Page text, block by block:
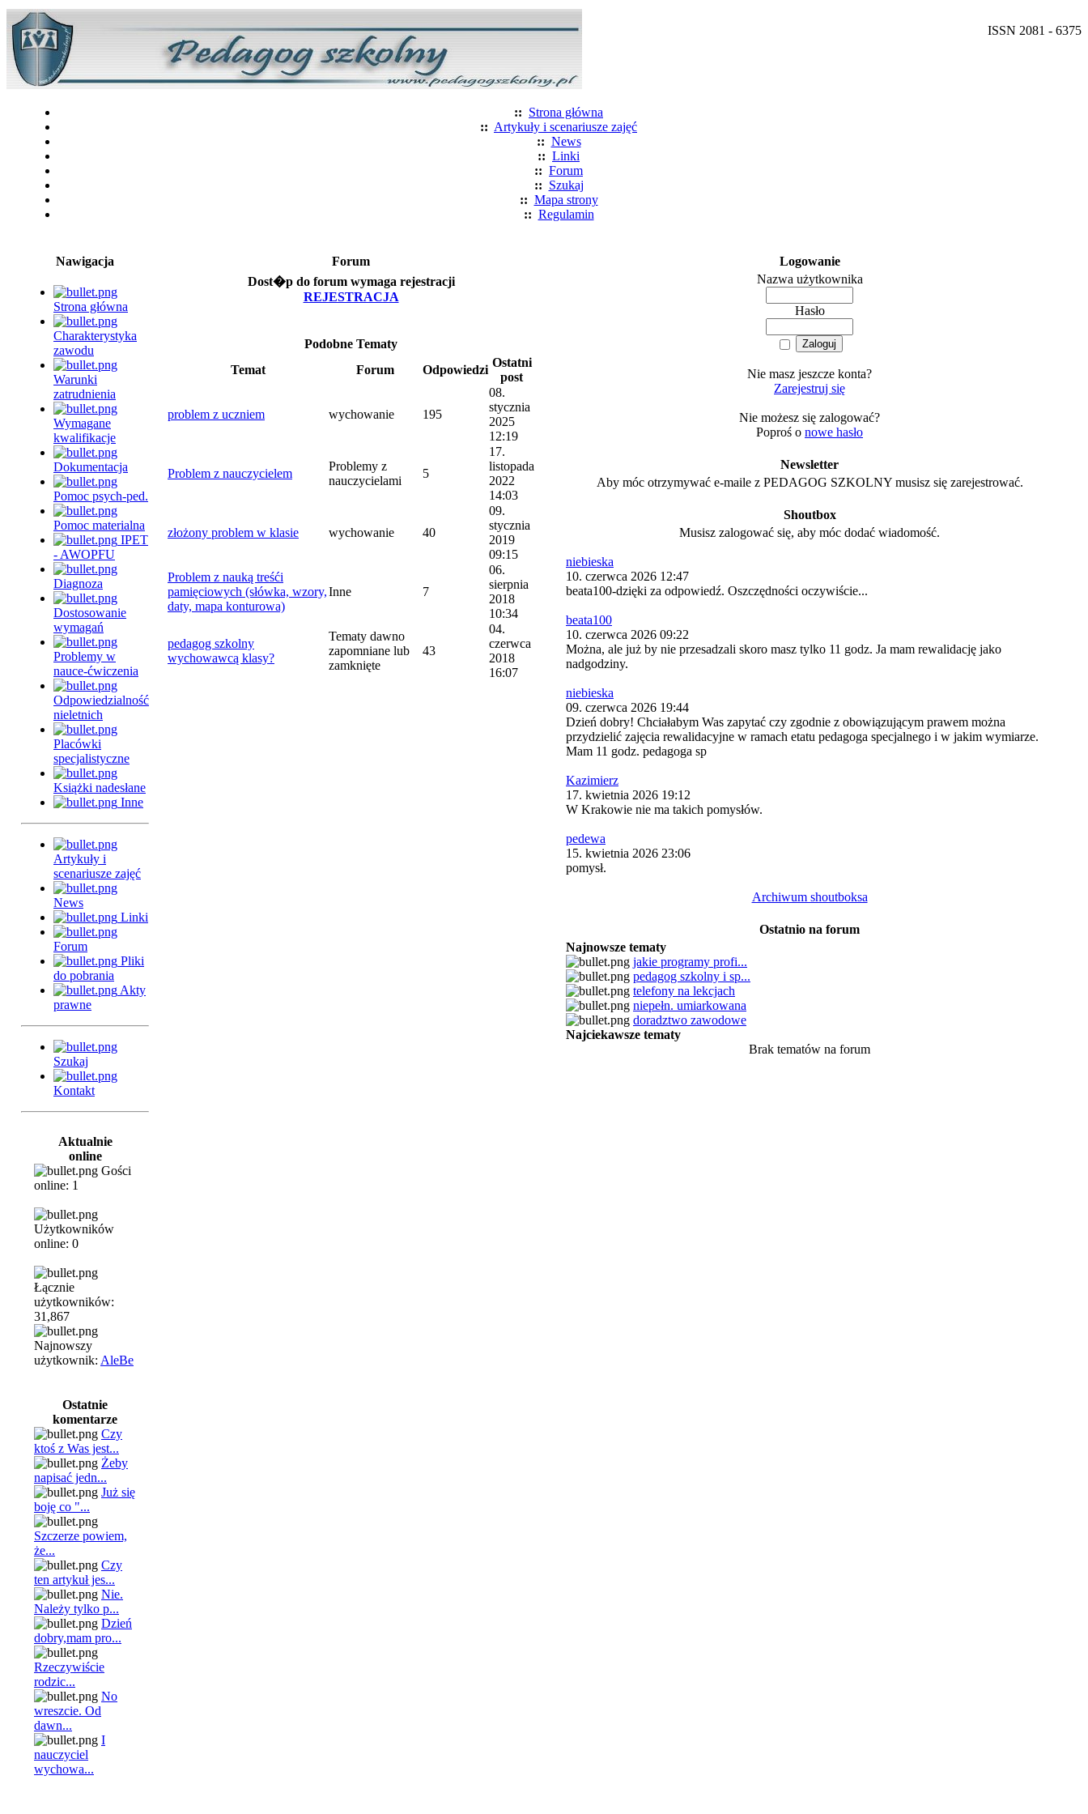
ISSN 2081 - 6375
:: Strona główna
:: Artykuły i scenariusze zajęć
:: News
:: Linki
:: Forum
:: Szukaj
:: Mapa strony
:: Regulamin
Nawigacja
Strona główna
Charakterystyka
zawodu
Warunki
zatrudnienia
Wymagane
kwalifikacje
Dokumentacja
Pomoc psych-ped.
Pomoc materialna
IPET
- AWOPFU
Diagnoza
Dostosowanie
wymagań
Problemy w
nauce-ćwiczenia
Odpowiedzialność
nieletnich
Placówki
specjalistyczne
Książki nadesłane
Inne
Artykuły i
scenariusze zajęć
News
Linki
Forum
Pliki
do pobrania
Akty
prawne
Szukaj
Kontakt
Aktualnie
online
Gości
online: 1
Użytkowników
online: 0
Łącznie
użytkowników:
31,867
Najnowszy
użytkownik: AleBe
Ostatnie
komentarze
Czy
ktoś z Was jest...
Żeby
napisać jedn...
Już się
boję co "...
Szczerze powiem,
że...
Czy
ten artykuł jes...
Nie.
Należy tylko p...
Dzień
dobry,mam pro...
Rzeczywiście
rodzic...
No
wreszcie. Od
dawn...
I
nauczyciel
wychowa...
Forum
Dost�p do forum wymaga rejestracji
REJESTRACJA
Podobne Tematy
Temat
Forum Odpowiedzi
Ostatni
post
problem z uczniem wychowanie 195
08.
stycznia
2025
12:19
Problem z nauczycielem
Problemy z
nauczycielami
5
17.
listopada
2022
14:03
złożony problem w klasie wychowanie 40
09.
stycznia
2019
09:15
Problem z nauką treśći
pamięciowych (słówka, wzory,
daty, mapa konturowa)
Inne 7
06.
sierpnia
2018
10:34
pedagog szkolny
wychowawcą klasy?
Tematy dawno
zapomniane lub
zamknięte
43
04.
czerwca
2018
16:07
Logowanie
Nazwa użytkownika
Hasło
Nie masz jeszcze konta?
Zarejestruj się
Nie możesz się zalogować?
Poproś o nowe hasło
Newsletter
Aby móc otrzymywać e-maile z PEDAGOG SZKOLNY musisz się zarejestrować.
Shoutbox
Musisz zalogować się, aby móc dodać wiadomość.
niebieska
10. czerwca 2026 12:47
beata100-dzięki za odpowiedź. Oszczędności oczywiście...
beata100
10. czerwca 2026 09:22
Można, ale już by nie przesadzali skoro masz tylko 11 godz. Ja mam rewalidację jako
nadgodziny.
niebieska
09. czerwca 2026 19:44
Dzień dobry! Chciałabym Was zapytać czy zgodnie z obowiązującym prawem można
przydzielić zajęcia rewalidacyjne w ramach etatu pedagoga specjalnego i w jakim wymiarze.
Mam 11 godz. pedagoga sp
Kazimierz
17. kwietnia 2026 19:12
W Krakowie nie ma takich pomysłów.
pedewa
15. kwietnia 2026 23:06
pomysł.
Archiwum shoutboksa
Ostatnio na forum
Najnowsze tematy
jakie programy profi...
pedagog szkolny i sp...
telefony na lekcjach
niepełn. umiarkowana
doradztwo zawodowe
Najciekawsze tematy
Brak tematów na forum